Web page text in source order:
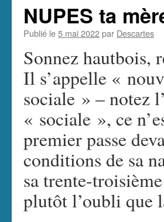
NUPES ta
Publié le5 mai 2022par Descartes
Sonnez hautbois,
Il s’appelle «
sociale » – notez
« sociale », ce
premier passe
conditions de sa
sa trente-
plutôt l’oubli que